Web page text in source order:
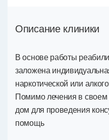
Описание клиники
В основе работы
заложена
наркотической или
Помимо лечения в
дом для проведения
помощь